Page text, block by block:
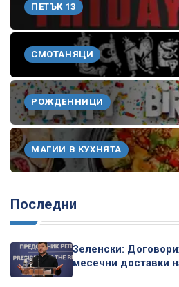
ПЕТЪК 13
СМОТАНЯЦИ
РОЖДЕННИЦИ
МАГИИ В КУХНЯТА
Последни
Зеленски:
месечни доставки